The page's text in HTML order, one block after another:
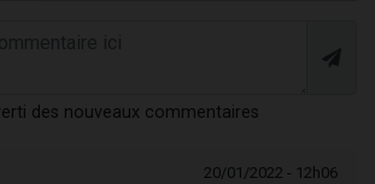
des nouveaux commentaires
20/01/2022 - 12h06